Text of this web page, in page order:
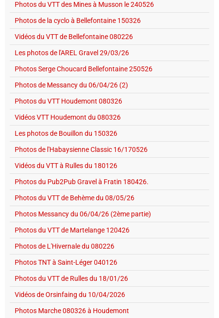
Photos du VTT des Mines à Musson le 240526
Photos de la cyclo à Bellefontaine 150326
Vidéos du VTT de Bellefontaine 080226
Les photos de l'AREL Gravel 29/03/26
Photos Serge Choucard Bellefontaine 250526
Photos de Messancy du 06/04/26 (2)
Photos du VTT Houdemont 080326
Vidéos VTT Houdemont du 080326
Les photos de Bouillon du 150326
Photos de l'Habaysienne Classic 16/170526
Vidéos du VTT à Rulles du 180126
Photos du Pub2Pub Gravel à Fratin 180426.
Photos du VTT de Behème du 08/05/26
Photos Messancy du 06/04/26 (2ème partie)
Photos du VTT de Martelange 120426
Photos de L'Hivernale du 080226
Photos TNT à Saint-Léger 040126
Photos du VTT de Rulles du 18/01/26
Vidéos de Orsinfaing du 10/04/2026
Photos Marche 080326 à Houdemont